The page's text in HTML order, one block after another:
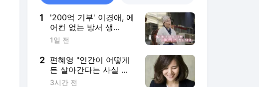
1
'200억 기부' 이경애, 에
어컨 없는 방서 생
활…"돈도 많으면서 왜?"
1일 전
2 편혜영 "인간이 어떻게
든 살아간다는 사실 자
체가 경이롭다" [문화人
3시간 전